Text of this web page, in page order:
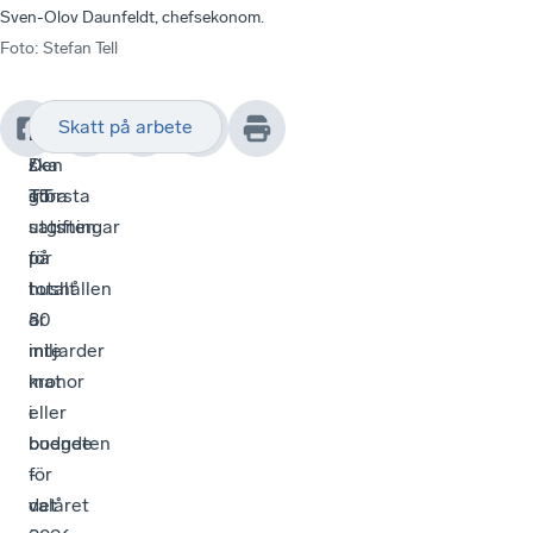
Sven-Olov Daunfeldt, chefsekonom.
Foto: Stefan Tell
Regeringen
ska
göra
satsningar
på
totalt
80
miljarder
kronor
i
budgeten
för
valåret
–
Den
största
utgiften
för
hushållen
är
inte
mat
eller
boende
-
det
Redaktionen
/
TT
Skatt på arbete